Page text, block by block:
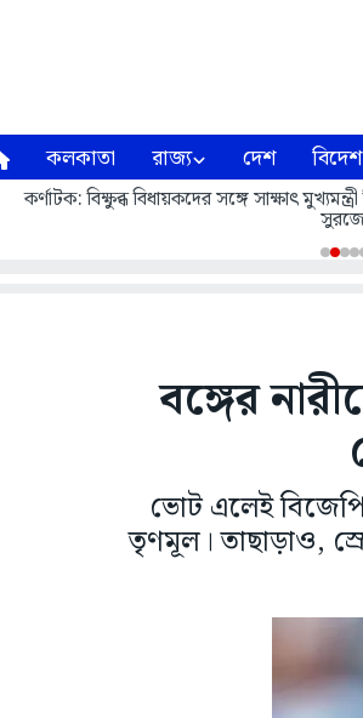
কলকাতা রাজ্য দেশ বিদেশ
কর্ণাটক: বিক্ষুব্ধ বিধায়কদের সঙ্গে সাক্ষাৎ
বঙ্গের
ভোট এলেই
তৃণমূল। তাছাড়াও,